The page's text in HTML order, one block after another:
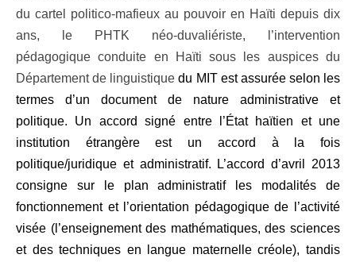
du cartel politico-mafieux au pouvoir en Haïti depuis dix
ans, le PHTK néo-duvaliériste, l’intervention
pédagogique conduite en Haïti sous les auspices du
Département de linguistiquedu MIT est assurée selon les
termes d’un document de nature administrative et
politique. Un accord signé entre l’État haïtien et une
institution étrangère est un accord à la fois
politique/juridique et administratif. L’accord d’avril 2013
consigne sur le plan administratif les modalités de
fonctionnement et l’orientation pédagogique de l’activité
visée (l’enseignement des mathématiques, des sciences
et des techniques en langue maternelle créole), tandis